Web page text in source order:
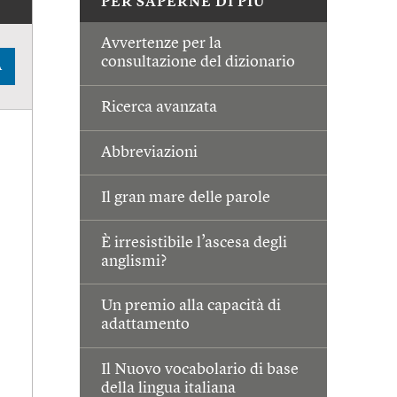
Avvertenze per la
consultazione del dizionario
Ricerca avanzata
Abbreviazioni
Il gran mare delle parole
È irresistibile l’ascesa degli
anglismi?
Un premio alla capacità di
adattamento
Il Nuovo vocabolario di base
della lingua italiana